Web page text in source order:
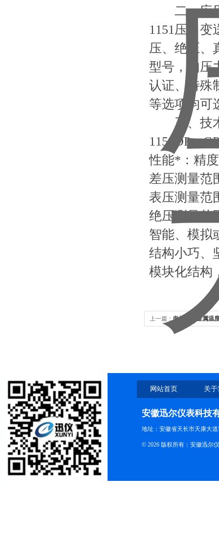
二、应
1151压力
压、绝压、
型号，如压
认证、特殊
等选项均可
三、技
1151DP，
性能*：精
差压测量范
表压测量范
绝压测量范
智能、模拟
结构小巧、
模块化结构
上一篇：电接点双金属温
网站首页 关
安徽迅尔仪表科技
地址：安徽省天长市天康大道
© 2026 版权所有：安徽迅尔